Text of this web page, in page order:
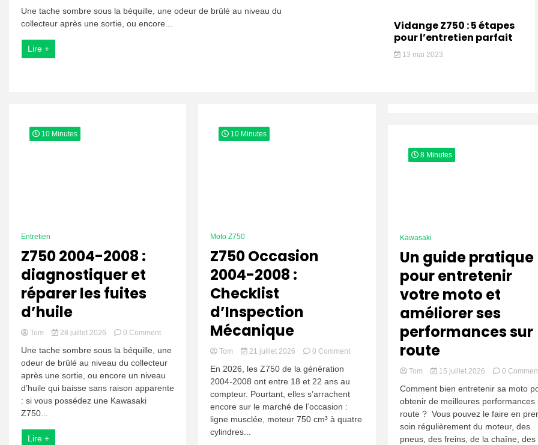
2004-
2008
Une tache sombre sous la béquille, une odeur de brûlé au niveau du
collecteur après une sortie, ou encore...
Lire +
Vidange Z750 : 5 étapes
pour l’entretien parfait
13 mai 2023
10 Minutes
Entretien
Z750 2004-2008 :
diagnostiquer et
réparer les fuites
d’huile
Tom 28 juillet 2026 0 Commenton
2004-
2008
:
diagnostiquer
Une tache sombre sous la béquille, une
odeur de brûlé au niveau du collecteur
après une sortie, ou encore un niveau
d’huile qui baisse sans raison apparente
: si vous possédez une Kawasaki
Z750...
Lire +
10 Minutes
Moto Z750
Z750 Occasion
2004-2008 :
Checklist
d’Inspection
Mécanique
Tom 21 juillet 2026 0 Commenton
2008
Checklist
En 2026, les Z750 de la génération
2004-2008 ont entre 18 et 22 ans au
compteur. Pourtant, elles s’arrachent
encore sur le marché de l’occasion :
ligne musclée, moteur 750 cm³ à quatre
cylindres...
8 Minutes
Kawasaki
Un guide pratique
pour entretenir
votre moto et
améliorer ses
performances sur
route
Tom 15 juillet 2026 0
Comment bien entretenir sa moto
obtenir de meilleures performances
route ? Vous pouvez le faire en
soin régulièrement du moteur, des
pneus, des freins, de la chaîne, des